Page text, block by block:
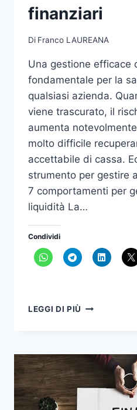
finanziari
Di Franco LAUREANA
Una gestione efficace
fondamentale per la
qualsiasi azienda.
viene trascurato, il
aumenta
molto difficile
accettabile di cassa.
strumento per gestire
7 comportamenti per
liquidità La…
Condividi
LEGGI DI PIÙ GESTIRE
COME
PREVENIRE
PROBLEMI
FINANZIARI